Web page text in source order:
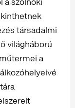
társadalmi
világháború
a